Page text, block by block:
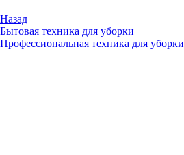
Назад
Бытовая техника для уборки
Профессиональная техника для уборки